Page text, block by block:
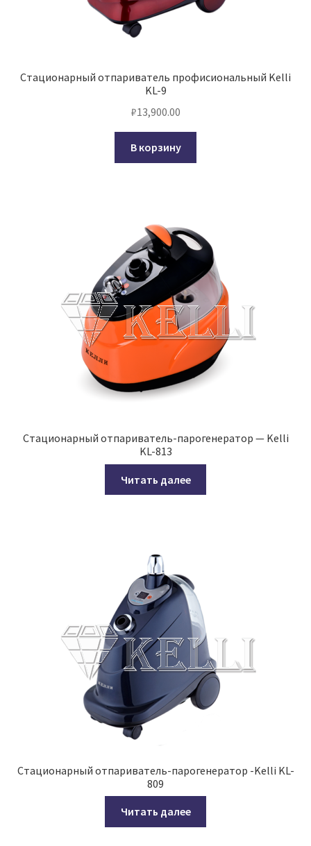
Стационарный отпариватель профисиональный Kelli
KL-9
₽13,900.00
В корзину
Стационарный отпариватель-парогенератор — Kelli
KL-813
Читать далее
Стационарный отпариватель-парогенератор -Kelli KL-
809
Читать далее